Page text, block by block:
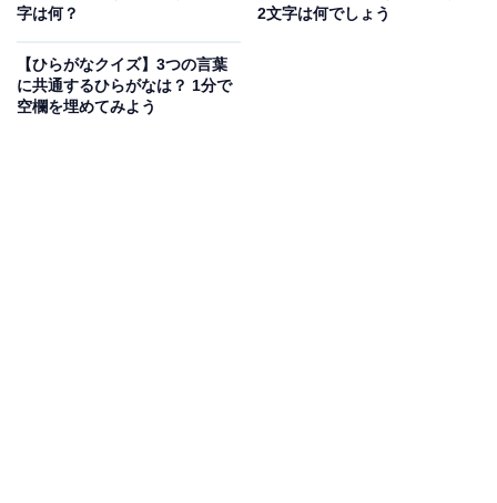
字は何？
2文字は何でしょう
【ひらがなクイズ】3つの言葉
に共通するひらがなは？ 1分で
空欄を埋めてみよう